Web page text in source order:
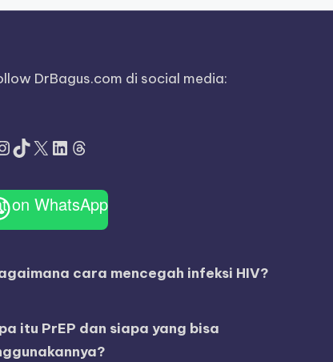
DrBagus.com di social media:
TikTok
X LinkedIn
Threads
on WhatsApp
cara mencegah infeksi HIV?
itu PrEP dan siapa yang bisa